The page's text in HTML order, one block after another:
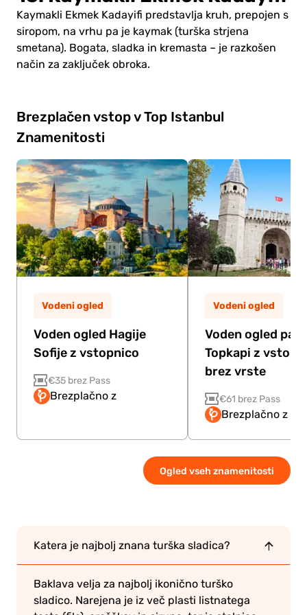
Kaymakli Ekmek Kadayifi predstavlja kruh, prepojen s
siropom, na vrhu pa je kaymak (turška strjena
smetana). Bogata, sladka in kremasta – je razkošen
način za zaključek obroka.
Brezplačen vstop v Top Istanbul
Znamenitosti
Vodeni ogled
Voden ogled Hagije
Sofije z vstopnico
€35 brez Pass
Brezplačno z
Vodeni ogled
Voden ogled
Topkapi z
brez vrste
€61 brez Pass
Brezplačno z
Ogled vseh znamenitosti
Katera je najbolj znana turška sladica?
Baklava velja za najbolj ikonično turško
sladico. Narejena je iz več plasti listnatega